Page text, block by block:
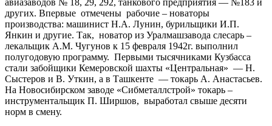
других. Впервые отмечены рабочие – новаторы
производства: машинист Н.А. Лунин, бурильщики И.П.
Янкин и другие. Так, новатор из Уралмашзавода слесарь –
лекальщик А.М. Чугунов к 15 февраля 1942г. выполнил
полугодовую программу. Первыми тысячниками Кузбасса
стали забойщики Кемеровской шахты «Центральная» — Н.
Сыстеров и В. Уткин, а в Ташкенте — токарь А. Анастасьев.
На Новосибирском заводе «Сибметаллстрой» токарь –
инструментальщик П. Ширшов, выработал свыше десяти
норм в смену.